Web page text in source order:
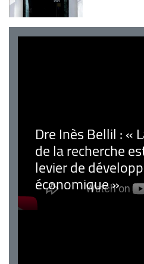
Dre Inès Bellil : «
de la recherche
levier de
économique »